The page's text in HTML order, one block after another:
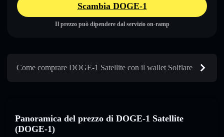
Scambia DOGE-1
Il prezzo può dipendere dal servizio on-ramp
Come comprare DOGE-1 Satellite con il wallet Solflare
Panoramica del prezzo di DOGE-1 Satellite
(DOGE-1)